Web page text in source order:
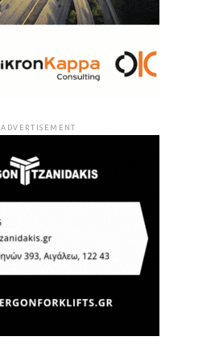
ADVERTISEMENT